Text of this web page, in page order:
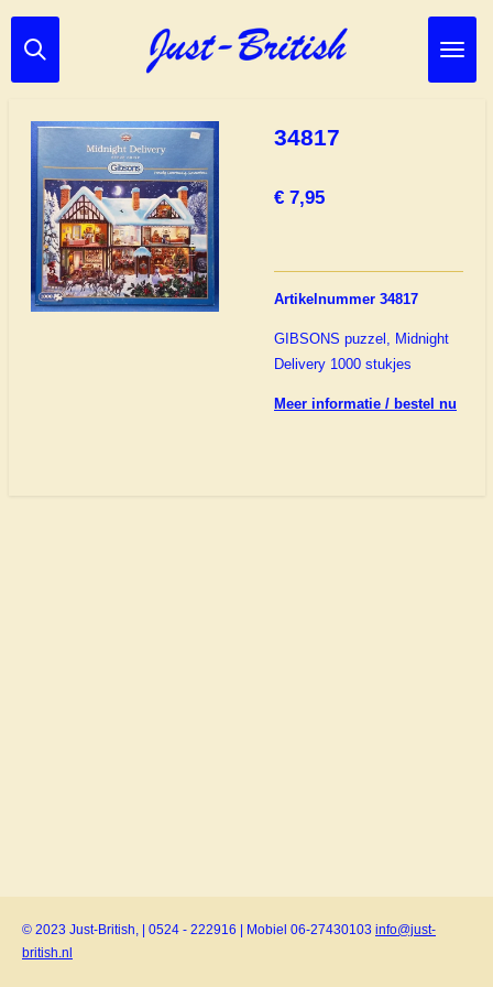
Ga
direct
hoofdinhoud
34817
€ 7,95
Artikelnummer 34817
GIBSONS puzzel, Midnight
Delivery 1000 stukjes
Meer informatie / bestel nu
© 2023 Just-British, | 0524 - 222916 | Mobiel 06-27430103 info@just-
british.nl